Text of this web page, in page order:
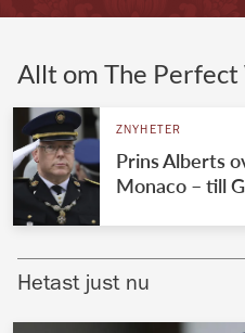
VÄRLDENS
Brittiska
Allt om The
ZNYHETER
Prins Alberts
Monaco – till
Hetast just nu